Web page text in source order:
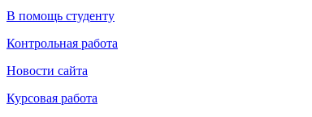
В помощь студенту
Контрольная работа
Новости сайта
Курсовая работа